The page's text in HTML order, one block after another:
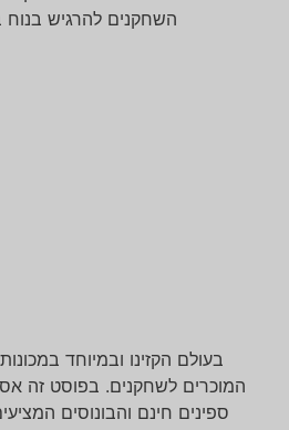
השחקנים להרגיש בנוח
בעולם הקזינו ובמיוחד
המוכרים לשחקנים. בפוסט זה
ספינים חינם והבונוסים